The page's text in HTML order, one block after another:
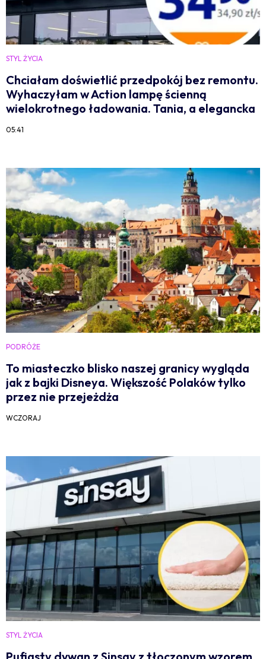
STYL ŻYCIA
Chciałam doświetlić przedpokój bez remontu.
Wyhaczyłam w Action lampę ścienną
wielokrotnego ładowania. Tania, a elegancka
05:41
PODRÓŻE
To miasteczko blisko naszej granicy wygląda
jak z bajki Disneya. Większość Polaków tylko
przez nie przejeżdża
WCZORAJ
STYL ŻYCIA